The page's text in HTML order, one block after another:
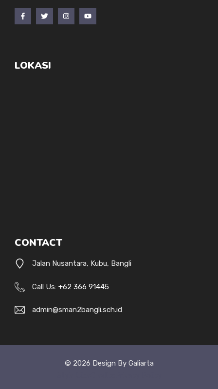
LOKASI
CONTACT
Jalan Nusantara, Kubu, Bangli
Call Us: +62 366 91445
admin@sman2bangli.sch.id
© 2026 Design By Galiarta